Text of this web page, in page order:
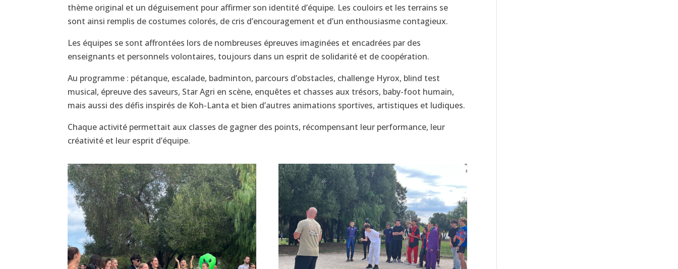
thème original et un déguisement pour affirmer son identité d’équipe. Les couloirs et les terrains se
sont ainsi remplis de costumes colorés, de cris d’encouragement et d’un enthousiasme contagieux.
Les équipes se sont affrontées lors de nombreuses épreuves imaginées et encadrées par des
enseignants et personnels volontaires, toujours dans un esprit de solidarité et de coopération.
Au programme : pétanque, escalade, badminton, parcours d’obstacles, challenge Hyrox, blind test
musical, épreuve des saveurs, Star Agri en scène, enquêtes et chasses aux trésors, baby-foot humain,
mais aussi des défis inspirés de Koh-Lanta et bien d’autres animations sportives, artistiques et ludiques.
Chaque activité permettait aux classes de gagner des points, récompensant leur performance, leur
créativité et leur esprit d’équipe.